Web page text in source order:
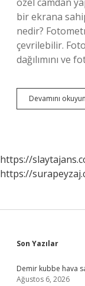
bir ekrana
nedir?
çevrilebilir.
dağılımını
Devamını okuyun
https://
https://
Sidebar
Son Yazılar
Demir kubbe hava
Ağustos 6, 2026